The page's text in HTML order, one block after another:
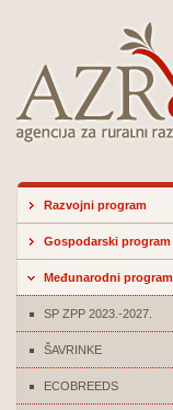
Razvojni program
Gospodarski program
Međunarodni program
SP ZPP 2023.-2027.
ŠAVRINKE
ECOBREEDS